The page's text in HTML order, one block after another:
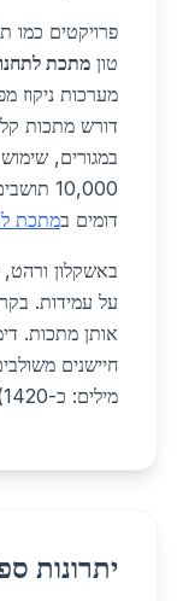
טון מתכת
דורש מתכות
במגורים,
דומים במתכת
באשקלון ורהט,
על עמידות.
אותן מתכות.
חיישנים
מילים: כ-1420)
יתרונות